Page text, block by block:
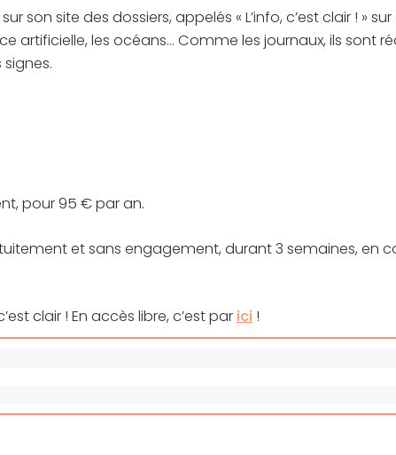
son site des dossiers, appelés « L’info, c’est clair ! »
artificielle, les océans… Comme les journaux, ils sont
pour 95 € par an.
et sans engagement, durant 3 semaines, en
clair ! En accès libre, c’est par ici !